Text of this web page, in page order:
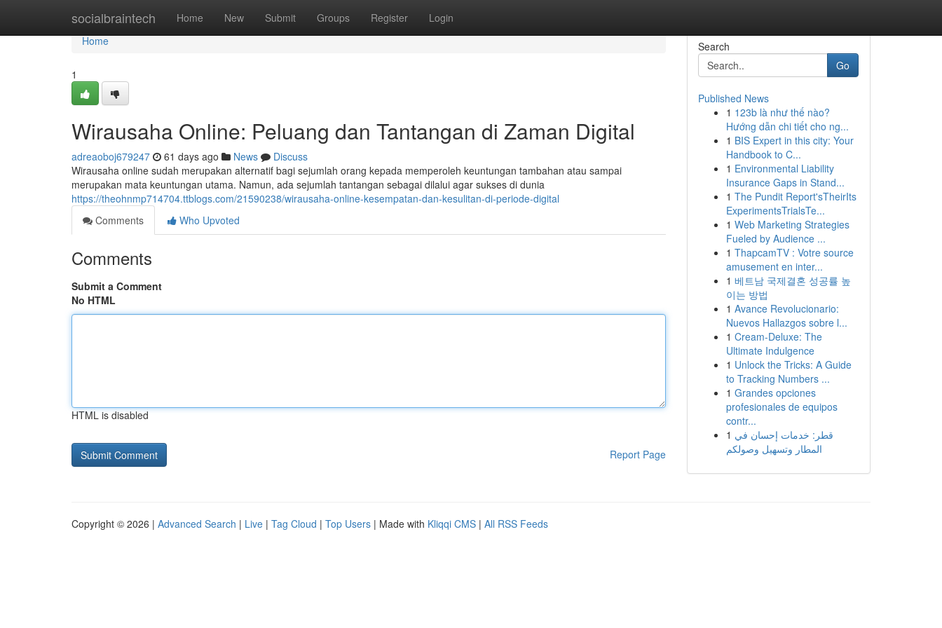
socialbraintech Home New Submit Groups Register Login
Home
Home
1
Wirausaha Online: Peluang dan Tantangan di Zaman Digital
adreaoboj679247 61 days ago News
Discuss
Wirausaha online sudah merupakan alternatif bagi sejumlah orang kepada memperoleh keuntungan tambahan atau sampai
merupakan mata keuntungan utama. Namun, ada sejumlah tantangan sebagai dilalui agar sukses di dunia
https://theohnmp714704.ttblogs.com/21590238/wirausaha-online-kesempatan-dan-kesulitan-di-periode-digital
Comments
Who Upvoted
Comments
Submit a Comment
No HTML
HTML is disabled
Report Page
Search
Go
Published News
1 123b là như thế nào?
Hướng dẫn chi tiết cho ng...
1 BIS Expert in this city: Your
Handbook to C...
1 Environmental Liability
Insurance Gaps in Stand...
1 The Pundit Report'sTheirIts
ExperimentsTrialsTe...
1 Web Marketing Strategies
Fueled by Audience ...
1 ThapcamTV : Votre source
amusement en inter...
1 베트남 국제결혼 성공률 높
이는 방법
1 Avance Revolucionario:
Nuevos Hallazgos sobre l...
1 Cream-Deluxe: The
Ultimate Indulgence
1 Unlock the Tricks: A Guide
to Tracking Numbers ...
1 Grandes opciones
profesionales de equipos
contr...
1 قطر: خدمات إحسان في
المطار وتسهيل وصولكم
Copyright © 2026 | Advanced Search | Live | Tag Cloud | Top Users | Made with Kliqqi CMS | All RSS Feeds